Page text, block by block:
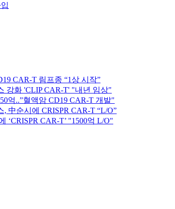
CAR-T 림프종 “1상 시작”
강화 'CLIP CAR-T' "내년 임상"
억..”혈액암 CD19 CAR-T 개발"
, 中순시에 CRISPR CAR-T “L/O”
‘CRISPR CAR-T’ "1500억 L/O"